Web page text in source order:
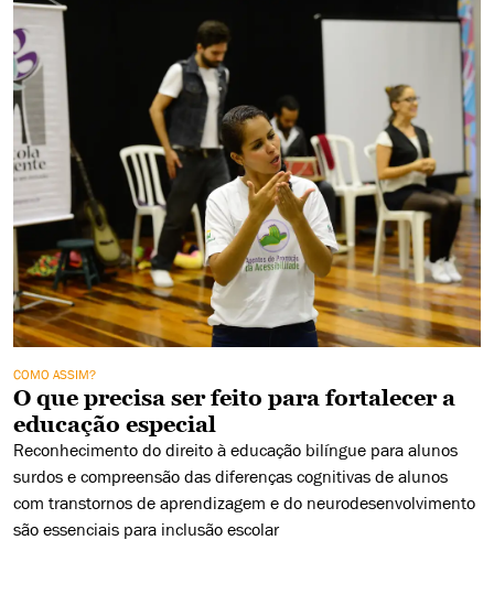
COMO ASSIM?
O que precisa ser feito para fortalecer a
educação especial
Reconhecimento do direito à educação bilíngue para alunos
surdos e compreensão das diferenças cognitivas de alunos
com transtornos de aprendizagem e do neurodesenvolvimento
são essenciais para inclusão escolar